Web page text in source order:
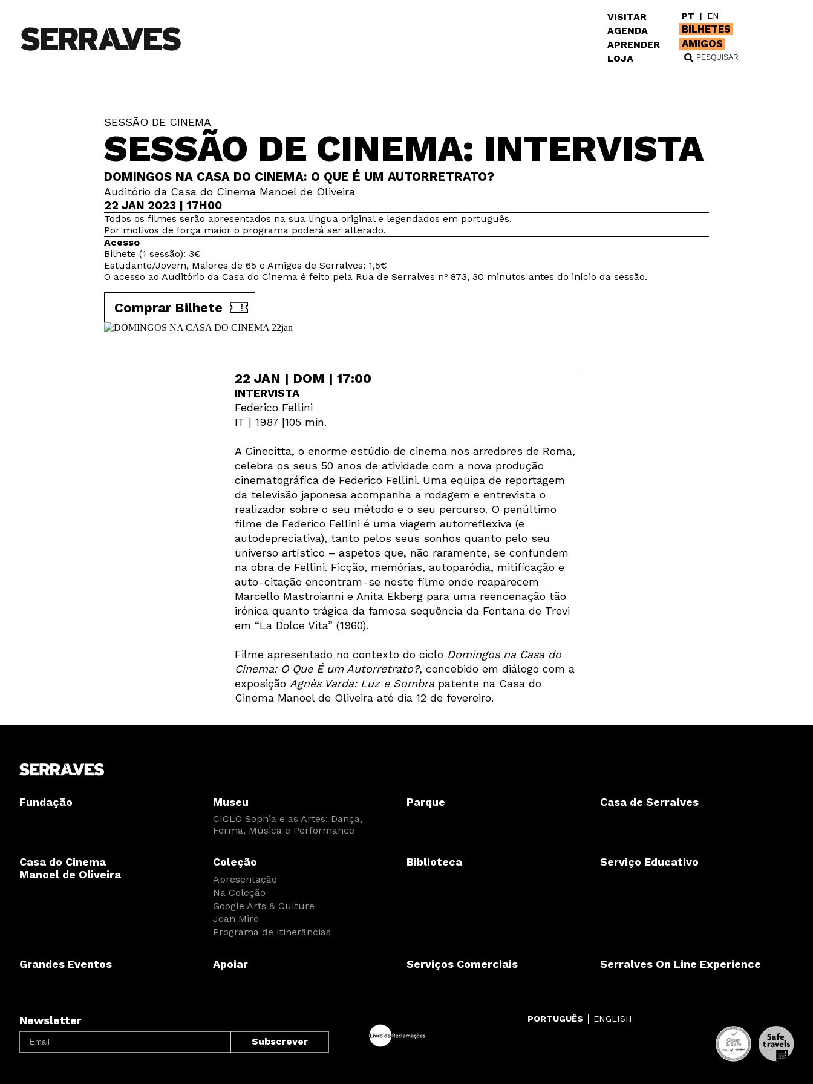
VISITAR
AGENDA
APRENDER
LOJA
PT | EN
BILHETES
AMIGOS
SESSÃO DE CINEMA
SESSÃO DE CINEMA: INTERVISTA
DOMINGOS NA CASA DO CINEMA: O QUE É UM AUTORRETRATO?
Auditório da Casa do Cinema Manoel de Oliveira
22 JAN 2023 | 17H00
Todos os filmes serão apresentados na sua língua original e legendados em português.
Por motivos de força maior o programa poderá ser alterado.
Acesso
Bilhete (1 sessão): 3€
Estudante/Jovem, Maiores de 65 e Amigos de Serralves: 1,5€
O acesso ao Auditório da Casa do Cinema é feito pela Rua de Serralves nº 873, 30 minutos antes do início da sessão.
Comprar Bilhete
22 JAN | DOM | 17:00
INTERVISTA
Federico Fellini
IT | 1987 |105 min.
A Cinecitta, o enorme estúdio de cinema nos arredores de Roma,
celebra os seus 50 anos de atividade com a nova produção
cinematográfica de Federico Fellini. Uma equipa de reportagem
da televisão japonesa acompanha a rodagem e entrevista o
realizador sobre o seu método e o seu percurso. O penúltimo
filme de Federico Fellini é uma viagem autorreflexiva (e
autodepreciativa), tanto pelos seus sonhos quanto pelo seu
universo artístico – aspetos que, não raramente, se confundem
na obra de Fellini. Ficção, memórias, autoparódia, mitificação e
auto-citação encontram-se neste filme onde reaparecem
Marcello Mastroianni e Anita Ekberg para uma reencenação tão
irónica quanto trágica da famosa sequência da Fontana de Trevi
em “La Dolce Vita” (1960).
Filme apresentado no contexto do ciclo Domingos na Casa do
Cinema: O Que É um Autorretrato?, concebido em diálogo com a
exposição Agnès Varda: Luz e Sombrapatente na Casa do
Cinema Manoel de Oliveira até dia 12 de fevereiro.
Fundação Museu
CICLO Sophia e as Artes: Dança,
Forma, Música e Performance
Parque Casa de Serralves
Casa do Cinema
Manoel de Oliveira
Coleção
Apresentação
Na Coleção
Google Arts & Culture
Joan Miró
Programa de Itinerâncias
Biblioteca Serviço Educativo
Grandes Eventos Apoiar Serviços Comerciais Serralves On Line Experience
Newsletter PORTUGUÊS ENGLISH
Newsletter